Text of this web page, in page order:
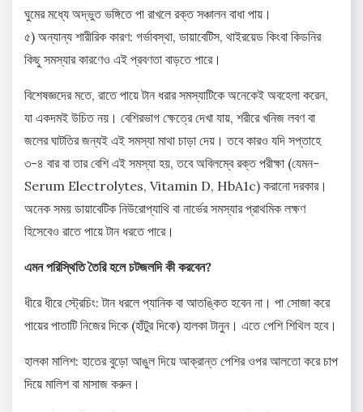
ঘুমের মধ্যে অদ্ভুত ভঙ্গিতে পা রাখলে রক্ত সঞ্চালন বাধা পায়।
৫) অন্যান্য শারীরিক কারণ: গর্ভাবস্থা, ডায়াবেটিস, থাইরয়েড কিংবা কিডনির
কিছু সমস্যার কারণেও এই প্রবণতা বাড়তে পারে।
বিশেষজ্ঞদের মতে, রাতে পায়ে টান ধরার সমস্যাটিকে অনেকেই অবহেলা করেন,
যা একদমই উচিত নয়। বেশিরভাগ ক্ষেত্রে দেখা যায়, শরীরে খনিজ লবণ বা
জলের ঘাটতির জন্যই এই সমস্যা মাথা চাড়া দেয়। তবে কারও যদি সপ্তাহে
৩-৪ বার বা তার বেশি এই সমস্যা হয়, তবে অবিলম্বে রক্ত পরীক্ষা (যেমন-
Serum Electrolytes, Vitamin D, HbA1c) করানো দরকার।
অনেক সময় ডায়াবেটিক নিউরোপ্যাথি বা নার্ভের সমস্যার প্রাথমিক লক্ষণ
হিসেবেও রাতে পায়ে টান ধরতে পারে।
এমন পরিস্থিতি তৈরি হলে চটজলদি কী করবেন?
ধীরে ধীরে স্ট্রেচিং: টান ধরলে প্যানিক বা আতঙ্কিত হবেন না। পা সোজা করে
পায়ের পাতাটি নিজের দিকে (হাঁটুর দিকে) হালকা টানুন। এতে পেশি শিথিল হবে।
হালকা মালিশ: হাতের বুড়ো আঙুল দিয়ে আক্রান্ত পেশির ওপর আলতো করে চাপ
দিয়ে মালিশ বা মাসাজ করুন।